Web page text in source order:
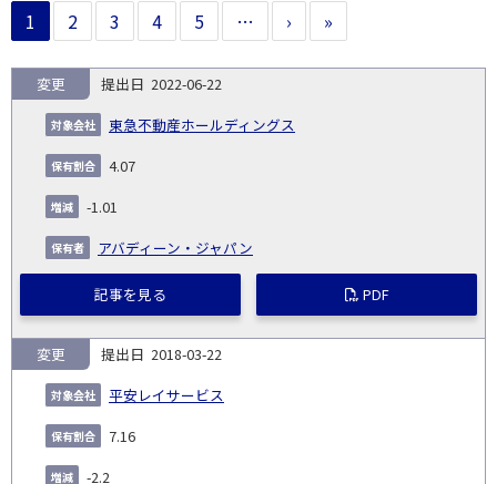
1 2 3 4 5 … › »
NO.
告
義
務
発
生
日
提
日
証券
対
2022-06-22
東急不動産ホールディングス
変更
4.07
-1.01
アバディーン・ジャパン
記事を見る PDF
2018-03-22
平安レイサービス
変更
7.16
-2.2